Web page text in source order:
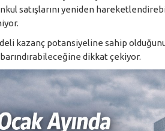
satışlarını yeniden
kazanç potansiyeline sahip
dikkat çekiyor.